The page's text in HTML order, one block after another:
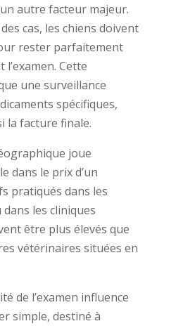
autre facteur majeur.
cas, les chiens doivent
rester parfaitement
Cette
une surveillance
spécifiques,
la facture finale.
joue
dans le prix d’un
pratiqués dans les
les cliniques
être plus élevés que
vétérinaires situées en
de l’examen influence
simple, destiné à